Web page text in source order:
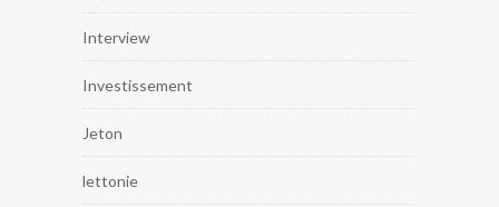
Interview
Investissement
Jeton
lettonie